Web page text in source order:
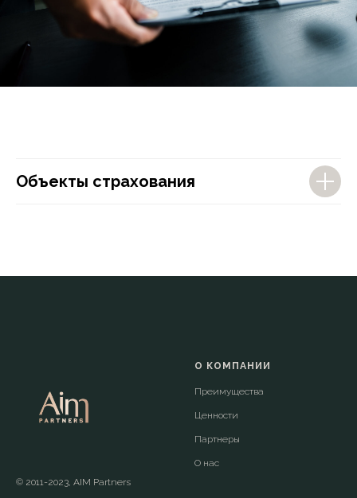
Объекты страхования
© 2011-2023, AIM Partners
О КОМПАНИИ
Преимущества
Ценности
Партнеры
О нас